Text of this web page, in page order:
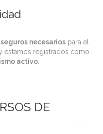
necesariospara el
estamos registrados como
activo.
DE